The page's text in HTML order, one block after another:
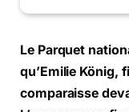
Le Parquet
qu’Emilie König,
comparaisse